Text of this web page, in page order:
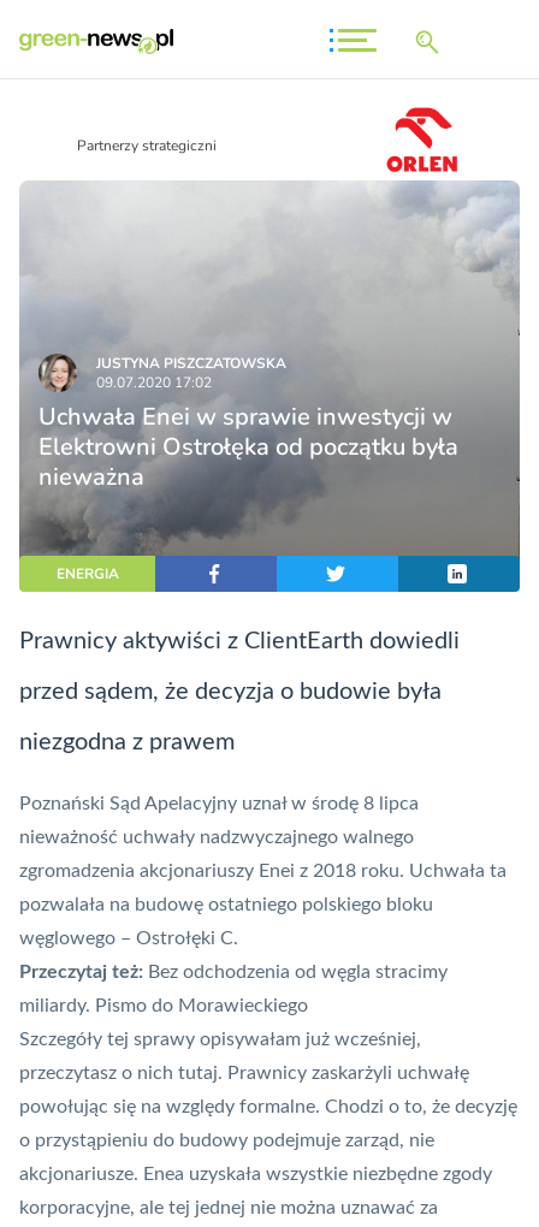
Partnerzy strategiczni
JUSTYNA PISZCZATOWSKA
09.07.2020 17:02
Uchwała Enei w sprawie inwestycji w
Elektrowni Ostrołęka od początku była
nieważna
ENERGIA
Prawnicy aktywiści z ClientEarth dowiedli
przed sądem, że decyzja o budowie była
niezgodna z prawem
Poznański Sąd Apelacyjny uznał w środę 8 lipca
nieważność uchwały nadzwyczajnego walnego
zgromadzenia akcjonariuszy Enei z 2018 roku. Uchwała ta
pozwalała na budowę ostatniego polskiego bloku
węglowego – Ostrołęki C.
Przeczytaj też: Bez odchodzenia od węgla stracimy
miliardy. Pismo do Morawieckiego
Szczegóły tej sprawy opisywałam już wcześniej,
przeczytasz o nich tutaj. Prawnicy zaskarżyli uchwałę
powołując się na względy formalne. Chodzi o to, że decyzję
o przystąpieniu do budowy podejmuje zarząd, nie
akcjonariusze. Enea uzyskała wszystkie niezbędne zgody
korporacyjne, ale tej jednej nie można uznawać za